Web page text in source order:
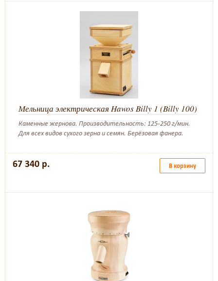
Мельница электрическая Hawos Billy 1 (Billy 100)
Каменные жернова. Производительность: 125-250 г/мин.
Для всех видов сухого зерна и семян. Берёзовая фанера.
67 340 р. В корзину